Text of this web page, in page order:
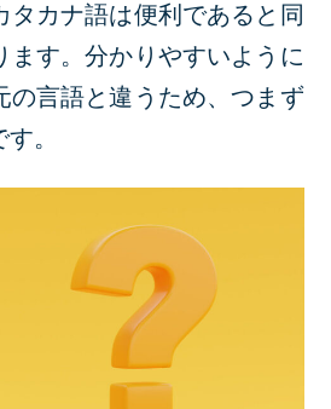
タカナ語は便利であると同
ます。分かりやすいように
の言語と違うため、つまず
。